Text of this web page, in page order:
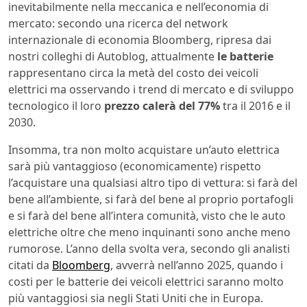
inevitabilmente nella meccanica e nell’economia di
mercato: secondo una ricerca del network
internazionale di economia Bloomberg, ripresa dai
nostri colleghi di Autoblog, attualmente le batterie
rappresentano circa la metà del costo dei veicoli
elettrici ma osservando i trend di mercato e di sviluppo
tecnologico il loro prezzo calerà del 77%tra il 2016 e il
2030.
Insomma, tra non molto acquistare un’auto elettrica
sarà più vantaggioso (economicamente) rispetto
l’acquistare una qualsiasi altro tipo di vettura: si farà del
bene all’ambiente, si farà del bene al proprio portafogli
e si farà del bene all’intera comunità, visto che le auto
elettriche oltre che meno inquinanti sono anche meno
rumorose. L’anno della svolta vera, secondo gli analisti
citati da Bloomberg, avverrà nell’anno 2025, quando i
costi per le batterie dei veicoli elettrici saranno molto
più vantaggiosi sia negli Stati Uniti che in Europa.